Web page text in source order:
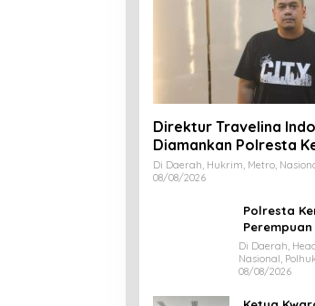
Direktur Travelina
Diamankan Polresta
Penelantaran Jemaah
Babak Baru
Di Daerah, Hukrim, Metro,
08/08/2026
Polresta
Proyek,
Juta
Di Daerah,
Nasional,
08/08/2026